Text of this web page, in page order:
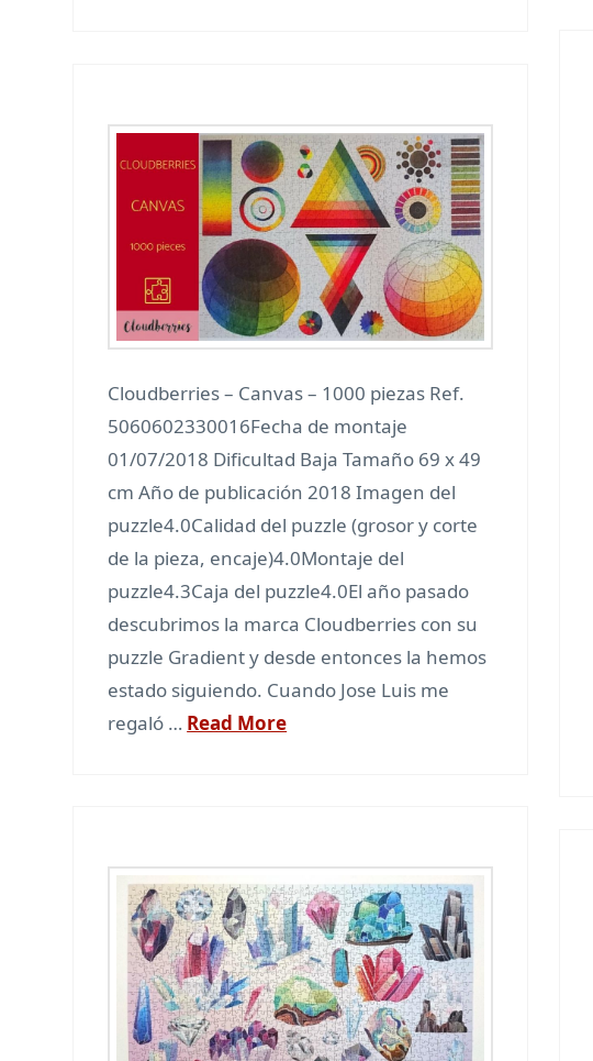
Cloudberries – Canvas – 1000 piezas Ref.
5060602330016Fecha de montaje
01/07/2018 Dificultad Baja Tamaño 69 x 49
cm Año de publicación 2018 Imagen del
puzzle4.0Calidad del puzzle (grosor y corte
de la pieza, encaje)4.0Montaje del
puzzle4.3Caja del puzzle4.0El año pasado
descubrimos la marca Cloudberries con su
puzzle Gradient y desde entonces la hemos
estado siguiendo. Cuando Jose Luis me
regaló … Read More